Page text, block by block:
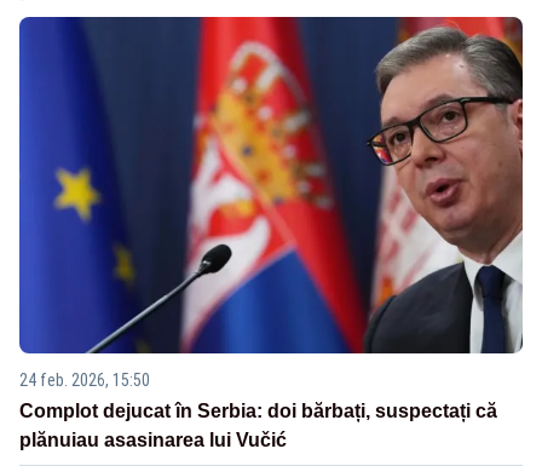
24 feb. 2026, 15:50
Complot dejucat în Serbia: doi bărbați, suspectați că
plănuiau asasinarea lui Vučić